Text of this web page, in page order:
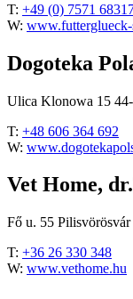
T: +49 (0) 7571
W: www.futterglueck-
Dogoteka
Ulica Klonowa 15
T: +48 606 364 692
W:
Vet Home,
Fő u. 55
T: +36 26 330 348
W: www.vethome.hu